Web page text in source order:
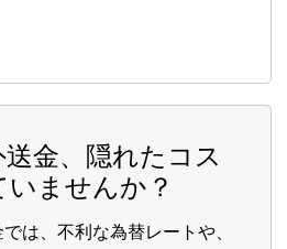
金、隠れたコス
いませんか？
は、不利な為替レートや、